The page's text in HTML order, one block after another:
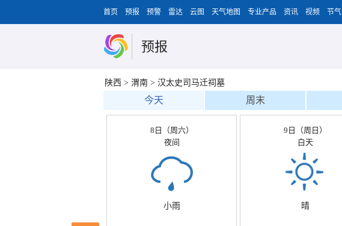
首页 预报 预警 雷达 云图 天气地图 专业产品 资讯 视频 节气
预报
陕西 > 渭南 > 汉太史司马迁祠墓
今天 周末
8日（周六）
夜间
小雨
9日（周日）
白天
晴